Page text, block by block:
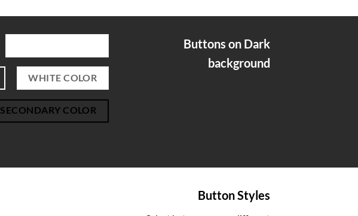
Buttons on Dark
background
WHITE COLOR
SECONDARY COLOR
Button Styles